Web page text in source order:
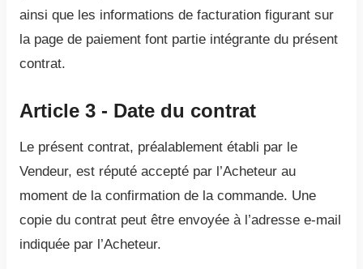
ainsi que les informations de facturation figurant sur
la page de paiement font partie intégrante du présent
contrat.
Article 3 - Date du contrat
Le présent contrat, préalablement établi par le
Vendeur, est réputé accepté par l’Acheteur au
moment de la confirmation de la commande. Une
copie du contrat peut être envoyée à l’adresse e-mail
indiquée par l’Acheteur.